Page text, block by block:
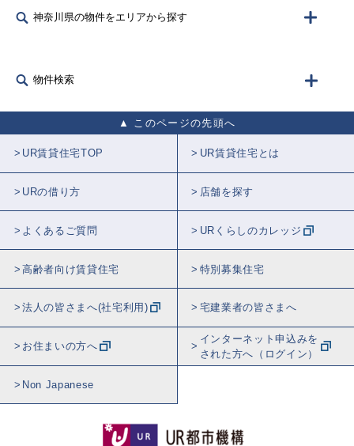
神奈川県の物件をエリアから探す
物件検索
このページの先頭へ
UR賃貸住宅TOP UR賃貸住宅とは
URの借り方 店舗を探す
よくあるご質問 URくらしのカレッジ
高齢者向け賃貸住宅 特別募集住宅
法人の皆さまへ(社宅利用) 宅建業者の皆さまへ
お住まいの方へ
インターネット申込みを
された方へ（ログイン）
Non Japanese